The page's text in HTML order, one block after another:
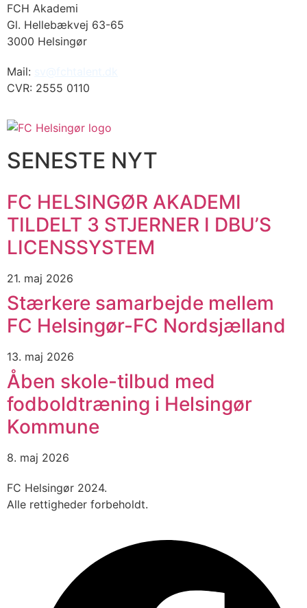
FCH Akademi
Gl. Hellebækvej 63-65
3000 Helsingør
Mail:
CVR: 2555 0110
SENESTE NYT
FC HELSINGØR AKADEMI
TILDELT 3 STJERNER I DBU’S
LICENSSYSTEM
21. maj 2026
Stærkere samarbejde mellem
FC Helsingør-FC Nordsjælland
13. maj 2026
Åben skole-tilbud med
fodboldtræning i Helsingør
Kommune
8. maj 2026
FC Helsingør 2024.
Alle rettigheder forbeholdt.